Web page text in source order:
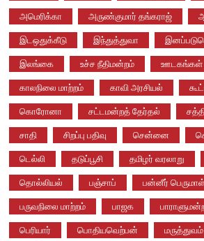
அமெரிக்கா அருண்குமார் தங்கராஜ்
இடஒதுக்கீடு இந்துத்துவா
இலங்கை உச்ச நீதிமன்றம் ஊடகங்கள்
காலநிலை மாற்றம் காவி அரசியல்
கொரோனா சட்டமன்றத் தேர்தல்
சாதி சிறப்பு பதிவு சென்னை
டெல்லி தடுப்பூசி தமிழர் வரலாறு
தொல்லியல் பஞ்சாப் பன்னீர்
பருவநிலை மாற்றம் பாஜக
பெரியார் பொதியவெற்பன் மருத்துவம்